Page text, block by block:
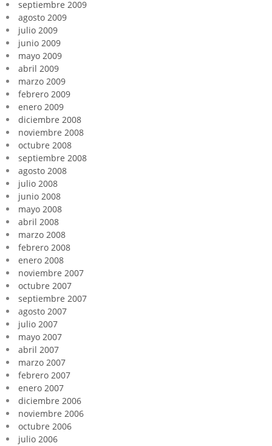
septiembre 2009
agosto 2009
julio 2009
junio 2009
mayo 2009
abril 2009
marzo 2009
febrero 2009
enero 2009
diciembre 2008
noviembre 2008
octubre 2008
septiembre 2008
agosto 2008
julio 2008
junio 2008
mayo 2008
abril 2008
marzo 2008
febrero 2008
enero 2008
noviembre 2007
octubre 2007
septiembre 2007
agosto 2007
julio 2007
mayo 2007
abril 2007
marzo 2007
febrero 2007
enero 2007
diciembre 2006
noviembre 2006
octubre 2006
julio 2006